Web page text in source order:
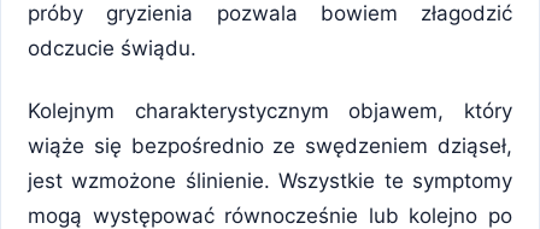
próby gryzienia pozwala bowiem złagodzić
odczucie świądu.
Kolejnym charakterystycznym objawem, który
wiąże się bezpośrednio ze swędzeniem dziąseł,
jest wzmożone ślinienie. Wszystkie te symptomy
mogą występować równocześnie lub kolejno po